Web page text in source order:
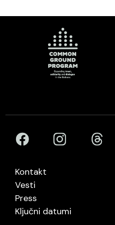
Kontakt
Vesti
Press
Ključni datumi